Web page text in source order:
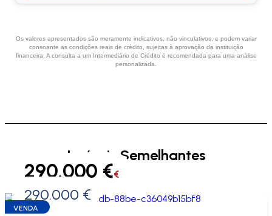
Os valores apresentados são meramente indicativos, não vinculativos, e podem variar
consoante as condições reais de crédito, sujeitas à aprovação da instituição
financeira. A consulta a um Intermediário de Crédito é recomendada para uma análise
personalizada.
Imóveis Semelhantes
0 €
290.000 €€
290.000 €
VENDA